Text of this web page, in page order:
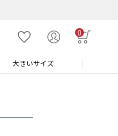
0
大きいサイズ